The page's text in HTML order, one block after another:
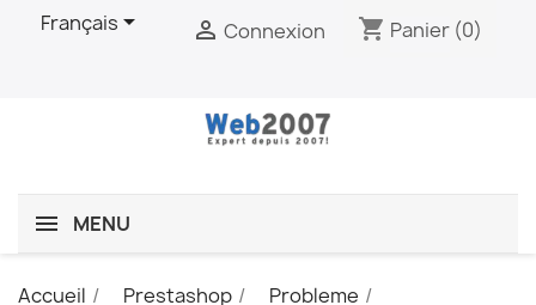
Français  Connexion shopping_cart Panier (0)
MENU
Accueil Prestashop
Probleme